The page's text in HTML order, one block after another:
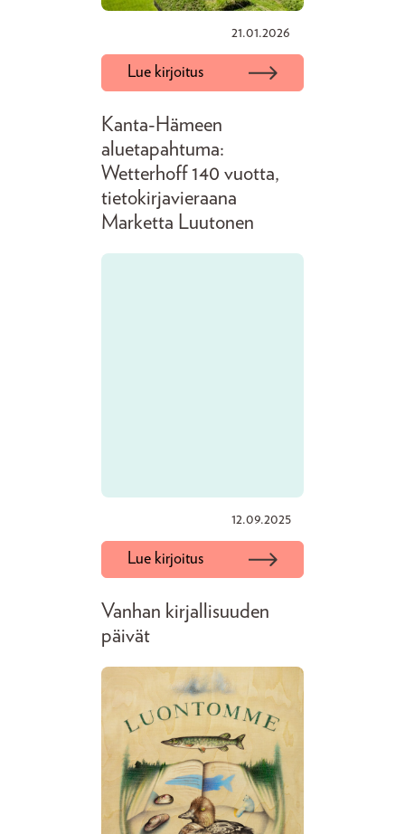
21.01.2026
Lue kirjoitus
Kanta-Hämeen
aluetapahtuma:
Wetterhoff 140 vuotta,
tietokirjavieraana
Marketta Luutonen
12.09.2025
Lue kirjoitus
Vanhan kirjallisuuden
päivät